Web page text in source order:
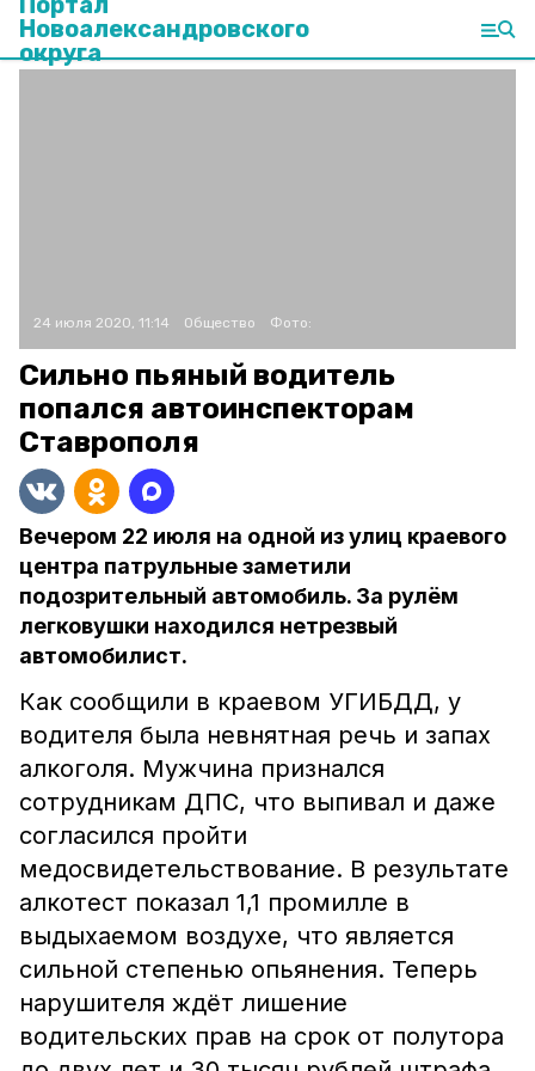
Новоалександровского
округа
24 июля 2020, 11:14 Общество Фото:
Сильно пьяный водитель
попался автоинспекторам
Ставрополя
Вечером 22 июля на одной из улиц краевого
центра патрульные заметили
подозрительный автомобиль. За рулём
легковушки находился нетрезвый
автомобилист.
Как сообщили в краевом УГИБДД, у
водителя была невнятная речь и запах
алкоголя. Мужчина признался
сотрудникам ДПС, что выпивал и даже
согласился пройти
медосвидетельствование. В результате
алкотест показал 1,1 промилле в
выдыхаемом воздухе, что является
сильной степенью опьянения. Теперь
нарушителя ждёт лишение
водительских прав на срок от полутора